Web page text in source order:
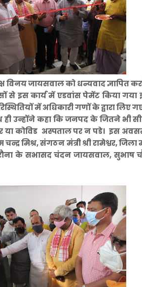
जायसवाल को धन्यवाद ज्ञापित
से इस कार्य में एडवांस पेमेंट किया
में अधिकारी गणों के द्वारा लिए
ही उन्होंने कहा कि जनपद के जितने भी
कोविड अस्पताल पर न पडे। इस अवसर
मिश्र, संगठन मंत्री श्री रामेश्वर, जिला
के सभासद चंदन जायसवाल, सुभाष